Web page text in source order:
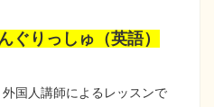
ぐりっしゅ（英語）
国人講師によるレッスンで